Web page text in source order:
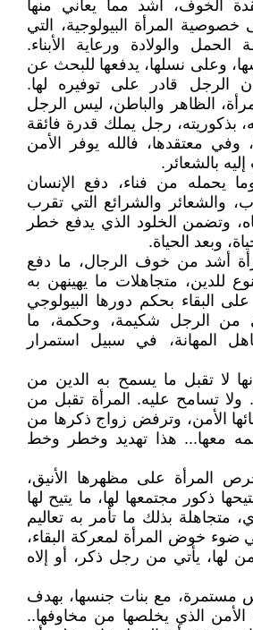
الخوف، أشد مما يعاني منها
خصوصية المرأة البيولوجية، التي
والولادة ورعاية الأبناء.
وعلى نسلها، يدفعها للبحث عن
الرجل قادر على توفيره لها.
الظاهر والباطن، ليس الرجل
بذكوريته، رجل يملك قدرة فائقة
وفي معتقدها، فالله يوفر الأمن
بالشعائر.
يحمله من فناء، دفع الإنسان
والشعائر والشرائع التي تقرب
وتضمن الخلود الذي يدفع خطر
وبعد الحياة.
أشد من خوف الرجال، ما دفع
للدين، متجاهلات ما يهينهن به
البقاء بحكم دورها البيولوجي
من الرجل شكيمة، وحكمة، ما
المهانة، في سبيل استمرار
لا تقبل ما يسمح به الدين من
ولا تسامح عليه. المرأة تقبل من
الأمن، وترفض زواج ذكرها من
معها... هذا تهديد وخطر وخط
المرأة على مظهرها الأنيق،
ذكور مجتمعها لها، ما يتيح لها
متجاهلة بذلك ما تأمر به تعاليم
ضوء خوض المرأة لمعركة البقاء،
لها، يأتي من رجل ذكر، أو إلاه
مستمرة، مع بنات جنسها، بهدف
الأمن الذي يخلصها من مخاوفها..